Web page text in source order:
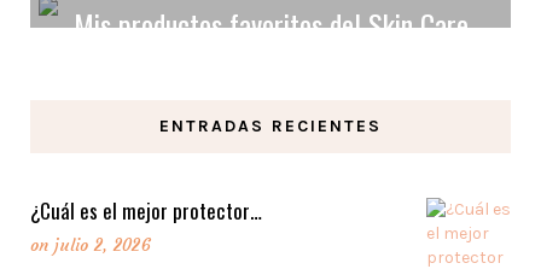
Mis productos favoritos del Skin Care
LEER MAS
ENTRADAS RECIENTES
¿Cuál es el mejor protector…
on julio 2, 2026